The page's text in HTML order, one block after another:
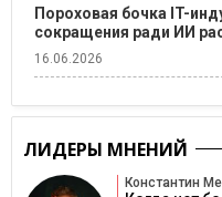
Пороховая бочка IT-
сокращения ради ИИ
16.06.2026
ЛИДЕРЫ МНЕНИЙ
Константин